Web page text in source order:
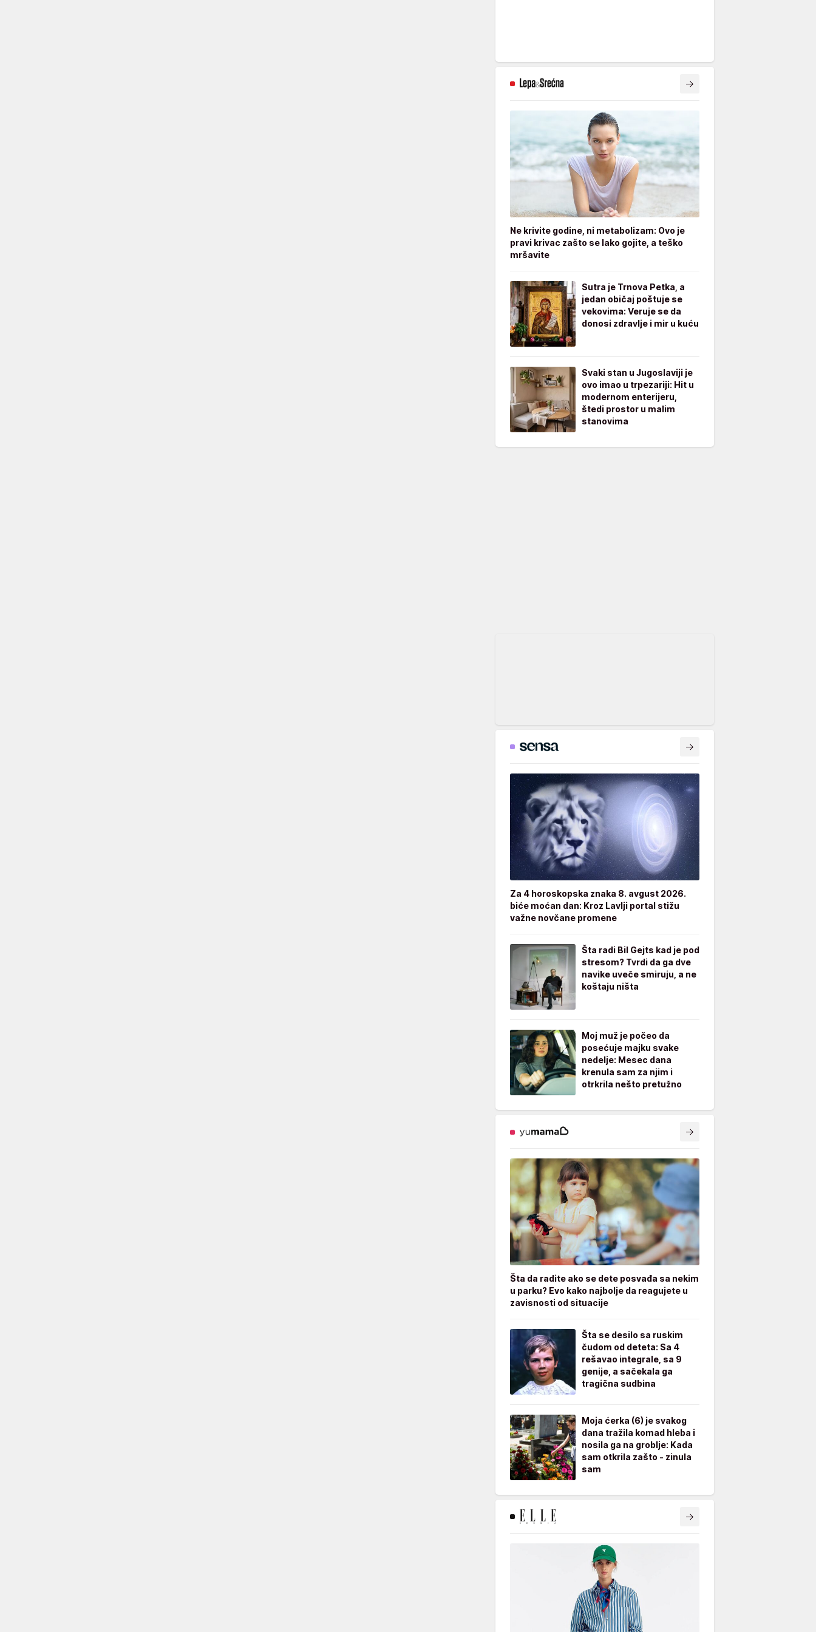
Ne krivite godine, ni metabolizam: Ovo je
pravi krivac zašto se lako gojite, a teško
mršavite
Sutra je Trnova Petka, a
jedan običaj poštuje se
vekovima: Veruje se da
donosi zdravlje i mir u kuću
Svaki stan u Jugoslaviji je
ovo imao u trpezariji: Hit u
modernom enterijeru,
štedi prostor u malim
stanovima
Za 4 horoskopska znaka 8. avgust 2026.
biće moćan dan: Kroz Lavlji portal stižu
važne novčane promene
Šta radi Bil Gejts kad je pod
stresom? Tvrdi da ga dve
navike uveče smiruju, a ne
koštaju ništa
Moj muž je počeo da
posećuje majku svake
nedelje: Mesec dana
krenula sam za njim i
otrkrila nešto pretužno
Šta da radite ako se dete posvađa sa nekim
u parku? Evo kako najbolje da reagujete u
zavisnosti od situacije
Šta se desilo sa ruskim
čudom od deteta: Sa 4
rešavao integrale, sa 9
genije, a sačekala ga
tragična sudbina
Moja ćerka (6) je svakog
dana tražila komad hleba i
nosila ga na groblje: Kada
sam otkrila zašto - zinula
sam